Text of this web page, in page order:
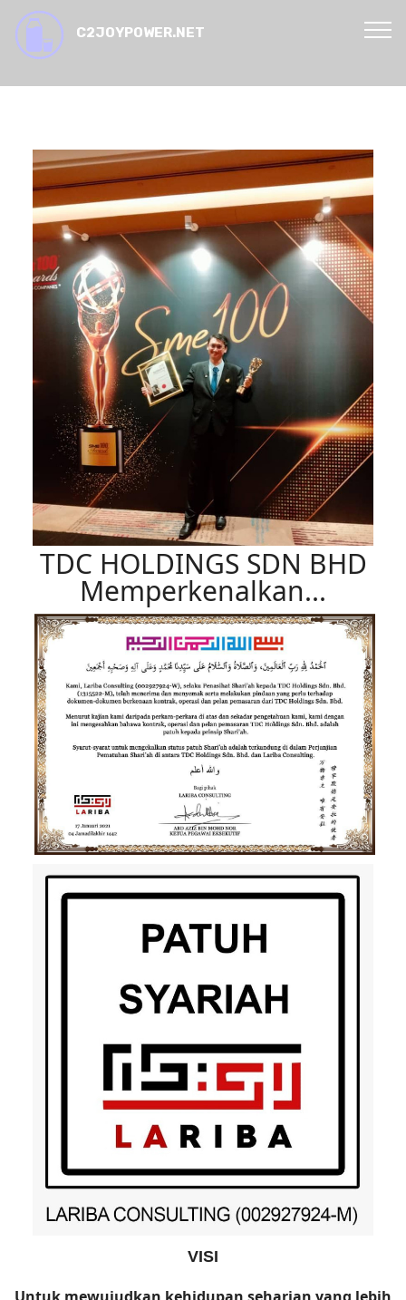
C2JOYPOWER.NET
TDC HOLDINGS SDN BHD
Memperkenalkan...
VISI
Untuk mewujudkan kehidupan seharian yang lebih